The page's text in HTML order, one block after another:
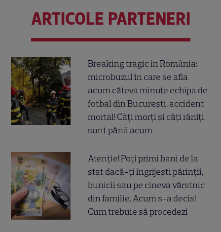
ARTICOLE PARTENERI
Breaking tragic în România:
microbuzul în care se afla
acum câteva minute echipa de
fotbal din București, accident
mortal! Câți morți și câți răniți
sunt până acum
Atenție! Poți primi bani de la
stat dacă-ți îngrijești părinții,
bunicii sau pe cineva vârstnic
din familie. Acum s-a decis!
Cum trebuie să procedezi